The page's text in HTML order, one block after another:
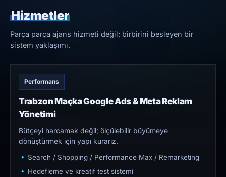
Hizmetler
Parça parça ajans hizmeti değil; birbirini besleyen bir
sistem yaklaşımı.
Performans
Trabzon Maçka Google Ads & Meta Reklam
Yönetimi
Bütçeyi harcamak değil; ölçülebilir büyümeye
dönüştürmek için yapı kurarız.
Search / Shopping / Performance Max / Remarketing
Hedefleme ve kreatif test sistemi